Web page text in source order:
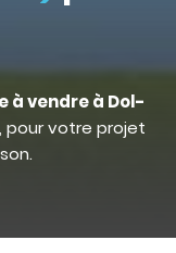
vendre à Dol-
, pour votre projet